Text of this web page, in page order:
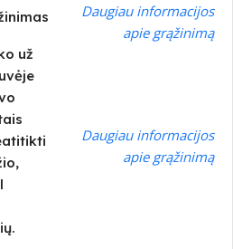
Daugiau informacijos
apie grąžinimą
už
Daugiau informacijos
apie grąžinimą